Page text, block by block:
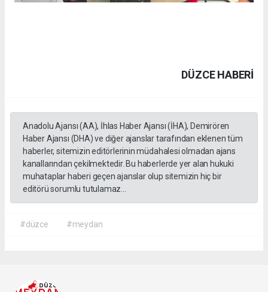
DÜZCE HABERİ
Anadolu Ajansı (AA), İhlas Haber Ajansı (İHA), Demirören
Haber Ajansı (DHA) ve diğer ajanslar tarafından eklenen tüm
haberler, sitemizin editörlerinin müdahalesi olmadan ajans
kanallarından çekilmektedir. Bu haberlerde yer alan hukuki
muhataplar haberi geçen ajanslar olup sitemizin hiç bir
editörü sorumlu tutulamaz...
#düzce #meydan